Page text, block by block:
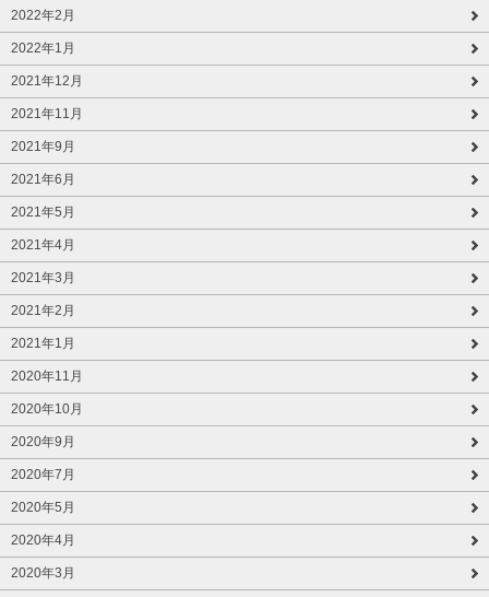
2022年2月
2022年1月
2021年12月
2021年11月
2021年9月
2021年6月
2021年5月
2021年4月
2021年3月
2021年2月
2021年1月
2020年11月
2020年10月
2020年9月
2020年7月
2020年5月
2020年4月
2020年3月